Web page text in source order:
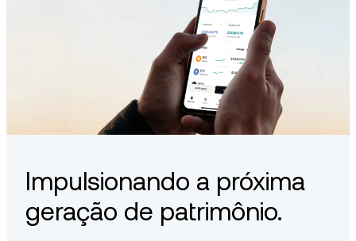
Impulsionando a próxima
geração de patrimônio.